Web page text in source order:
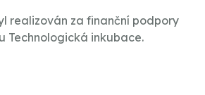
realizován za finanční podpory
Technologická inkubace.